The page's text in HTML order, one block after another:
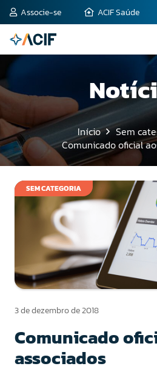
Associe-se ACIF Saúde
Início
Sem
Comunicado oficial
SEM CATEGORIA
3 de dezembro de 2018
Comunicado
associados